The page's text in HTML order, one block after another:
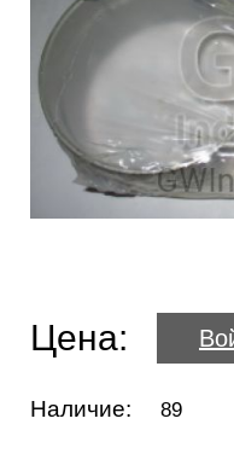
Цена:
Наличие: 89